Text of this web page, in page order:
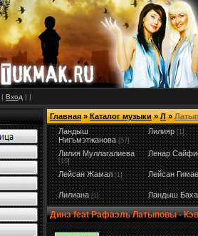
| Вход | |
Главная»Каталог музыки»Л»
Ландыш
Нигъмэтжанова [57]
Лилияр [1]
Лилия Муллагалиева
[10]
Ленар
Лейсан Жамал [1] Лейсан
Лилиана [1] Ландыш
Динэ feat Рафаэль Латыповы -